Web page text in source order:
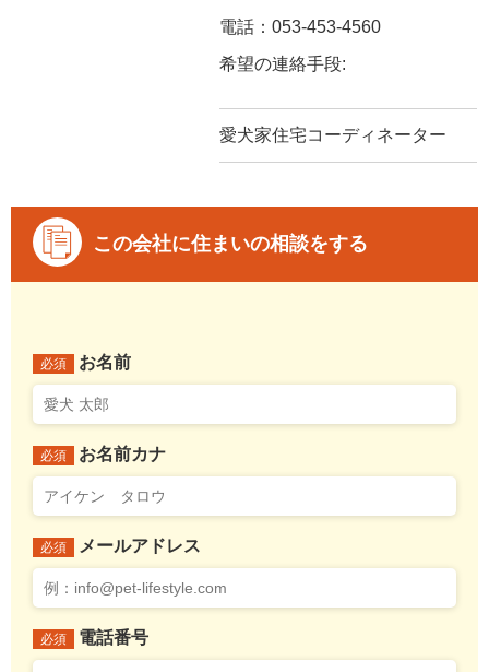
電話：053-453-4560
希望の連絡手段:
愛犬家住宅コーディネーター
この会社に住まいの相談をする
必須 お名前
必須 お名前カナ
必須 メールアドレス
必須 電話番号